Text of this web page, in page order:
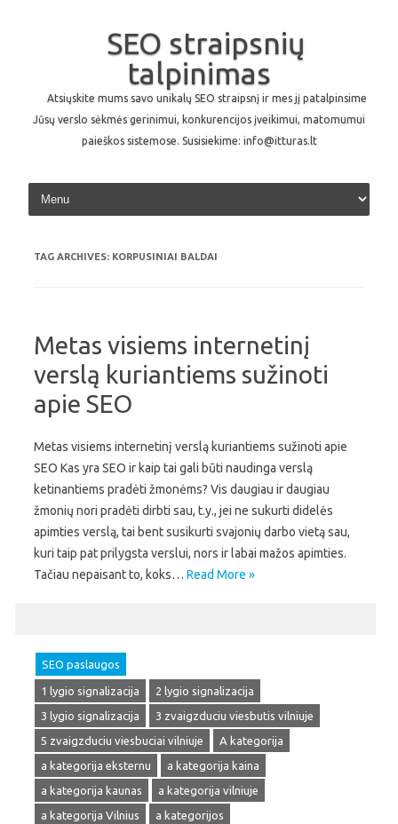
SEO straipsnių
talpinimas
Atsiųskite mums savo unikalų SEO straipsnį ir mes jį patalpinsime
Jūsų verslo sėkmės gerinimui, konkurencijos įveikimui, matomumui
paieškos sistemose. Susisiekime: info@itturas.lt
Skip to content
TAG ARCHIVES: KORPUSINIAI BALDAI
Metas visiems internetinį
verslą kuriantiems sužinoti
apie SEO
Metas visiems internetinį verslą kuriantiems sužinoti apie
SEO Kas yra SEO ir kaip tai gali būti naudinga verslą
ketinantiems pradėti žmonėms? Vis daugiau ir daugiau
žmonių nori pradėti dirbti sau, t.y., jei ne sukurti didelės
apimties verslą, tai bent susikurti svajonių darbo vietą sau,
kuri taip pat prilygsta verslui, nors ir labai mažos apimties.
Tačiau nepaisant to, koks… Read More »
SEO paslaugos
1 lygio signalizacija
2 lygio signalizacija
3 lygio signalizacija
3 zvaigzduciu viesbutis vilniuje
5 zvaigzduciu viesbuciai vilniuje
A kategorija
a kategorija eksternu
a kategorija kaina
a kategorija kaunas
a kategorija vilniuje
a kategorija Vilnius
a kategorijos